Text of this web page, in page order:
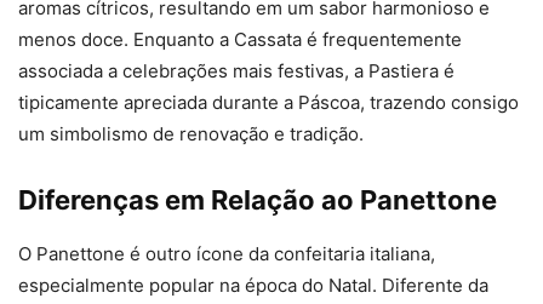
aromas cítricos, resultando em um sabor harmonioso e
menos doce. Enquanto a Cassata é frequentemente
associada a celebrações mais festivas, a Pastiera é
tipicamente apreciada durante a Páscoa, trazendo consigo
um simbolismo de renovação e tradição.
Diferenças em Relação ao Panettone
O Panettone é outro ícone da confeitaria italiana,
especialmente popular na época do Natal. Diferente da